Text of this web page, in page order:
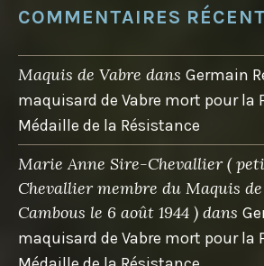
COMMENTAIRES
Maquis de Vabre dans Germain
maquisard de Vabre mort pour la
Médaille de la Résistance
Marie Anne Sire-Chevallier (
Chevallier membre du Maquis
Cambous le 6 août 1944 ) dans
maquisard de Vabre mort pour la